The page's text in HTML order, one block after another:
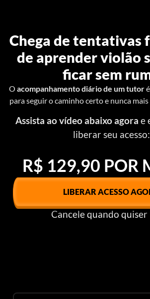
Chega de tentativas
de aprender violão
ficar sem
O acompanhamento diário de um tutor
para seguir o caminho certo e nunca
Assista ao vídeo abaixo agora e
liberar seu acesso:
R$ 129,90 POR
LIBERAR ACESSO
Cancele quando quiser